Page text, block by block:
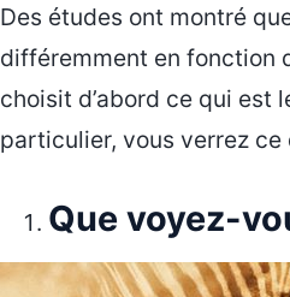
Des études ont montré
différemment en fonction
choisit d’abord ce qui est
particulier, vous verrez
Que voyez-